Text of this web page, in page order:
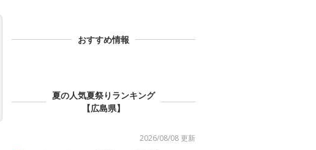
おすすめ情報
夏の人気夏祭りランキング
【広島県】
2026/08/08 更新